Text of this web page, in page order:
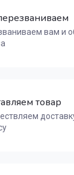
вам и
товар